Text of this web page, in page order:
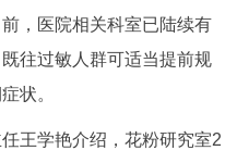
能 政策服务
，医院相关科室已陆续有
往过敏人群可适当提前规
状。
学艳介绍，花粉研究室2